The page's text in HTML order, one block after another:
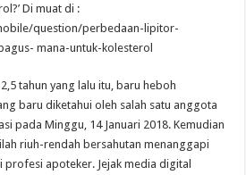
Di muat di :
question/perbedaan-lipitor-
mana-untuk-kolesterol
tahun yang lalu itu, baru heboh
baru diketahui oleh salah satu anggota
pada Minggu, 14 Januari 2018. Kemudian
riuh-rendah bersahutan menanggapi
apoteker. Jejak media digital